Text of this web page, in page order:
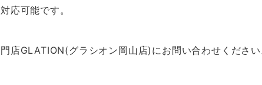
応可能です。
店GLATION(グラシオン岡山店)にお問い合わせください